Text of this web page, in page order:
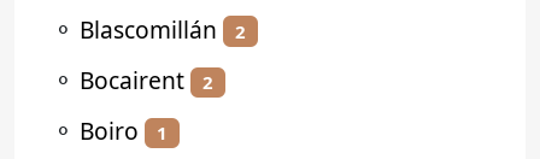
⚬ Blascomillán 2
⚬ Bocairent 2
⚬ Boiro 1